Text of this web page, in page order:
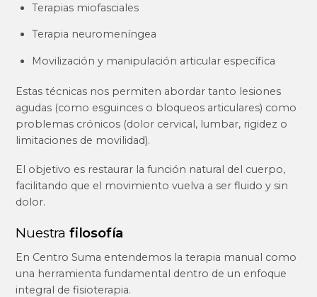
Terapias miofasciales
Terapia neuromeníngea
Movilización y manipulación articular específica
Estas técnicas nos permiten abordar tanto lesiones
agudas (como esguinces o bloqueos articulares) como
problemas crónicos (dolor cervical, lumbar, rigidez o
limitaciones de movilidad).
El objetivo es restaurar la función natural del cuerpo,
facilitando que el movimiento vuelva a ser fluido y sin
dolor.
Nuestra filosofía
En Centro Suma entendemos la terapia manual como
una herramienta fundamental dentro de un enfoque
integral de fisioterapia.